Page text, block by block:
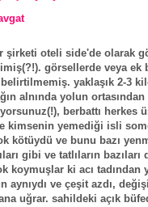
şirketi oteli side'de olarak
görsellerde veya ek
yaklaşık 2-3
alnında yolun
berbattı herkes
kimsenin yemediği isli
kötüydü ve bunu bazı
gibi ve tatlıların bazıları
koymuşlar ki acı tadından
aynıydı ve çeşit azdı,
uğrar. sahildeki açık